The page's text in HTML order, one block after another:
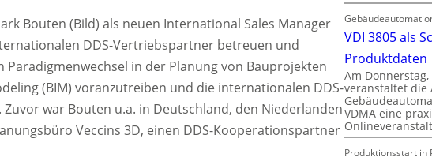
Bouten (Bild) als neuen International Sales Manager
DDS-Vertriebspartner betreuen und
Paradigmenwechsel in der Planung von Bauprojekten
(BIM) voranzutreiben und die internationalen DDS-
war Bouten u.a. in Deutschland, den Niederlanden
Veccins 3D, einen DDS-Kooperationspartner
VDI 3805 als
Produktdaten
Am
veranstaltet die
VDMA eine
Produktionsstart in